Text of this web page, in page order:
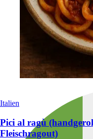
Italien
Pici al ragù
Fleischragout)